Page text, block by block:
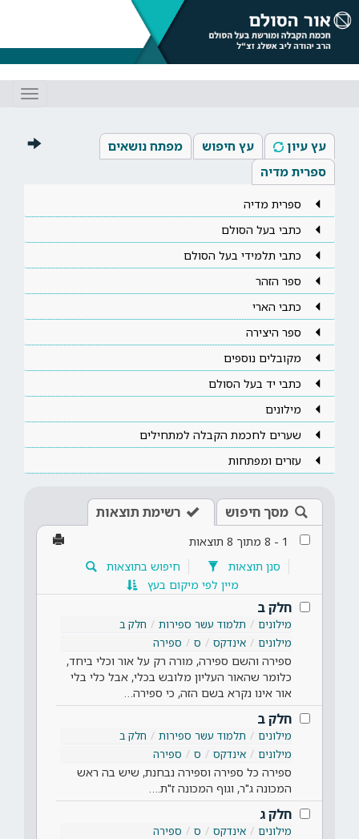
עץ עיון עץ חיפוש
מפתח נושאים
ספרית מדיה
ספרית מדיה
כתבי בעל הסולם
כתבי תלמידי בעל הסולם
ספר הזהר
כתבי הארי
ספר היצירה
מקובלים נוספים
כתבי יד בעל הסולם
מילונים
שערים לחכמת הקבלה למתחילים
עזרים ומפתחות
מסך חיפוש רשימת תוצאות
1
-
8 מתוך 8 תוצאות
סנן תוצאות
חיפוש בתוצאות
מיין לפי מיקום בעץ
חלק ב
מילונים תלמוד עשר ספירות
חלק ב
מילונים
אינדקס ס ספירה
ספירה והשם ספירה, מורה רק על אור וכלי ביחד,
כלומר שהאור העליון מלובש בכלי, אבל כלי בלי
אור אינו נקרא בשם הזה, כי ספירה…
חלק ב
מילונים תלמוד עשר ספירות
חלק ב
מילונים
אינדקס ס ספירה
ספירה כל ספירה וספירה נבחנת, שיש בה ראש
המכונה ג"ר, וגוף המכונה ז"ת.…
חלק ג
מילונים אינדקס ס
ספירה